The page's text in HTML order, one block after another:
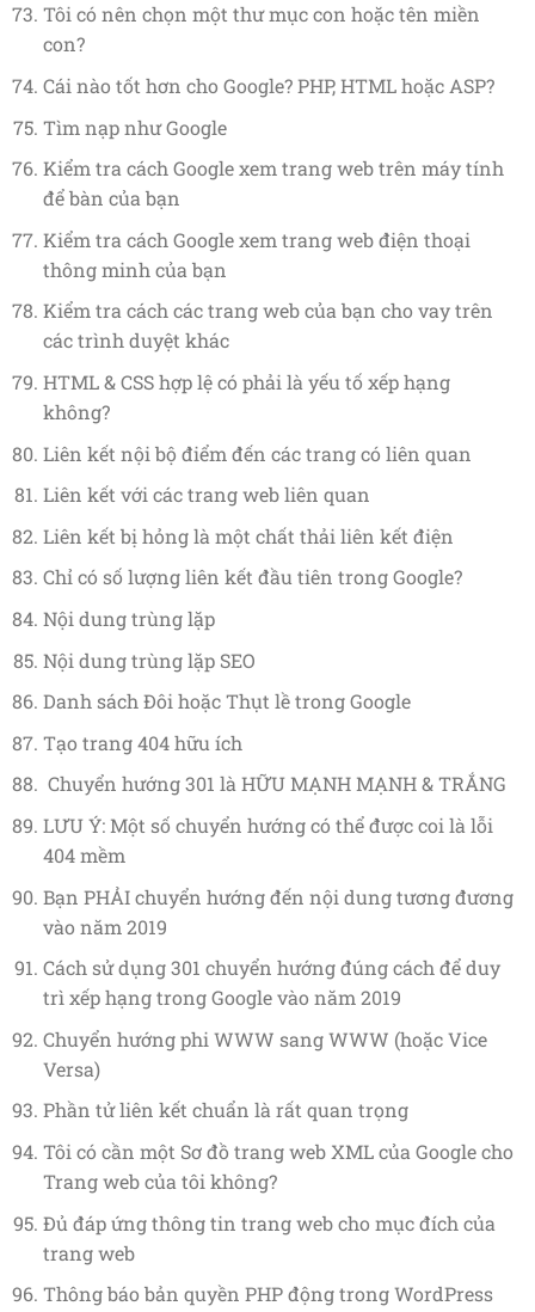
Tôi có nên chọn một thư mục con hoặc tên miền
con?
Cái nào tốt hơn cho Google? PHP, HTML hoặc ASP?
Tìm nạp như Google
Kiểm tra cách Google xem trang web trên máy tính
để bàn của bạn
Kiểm tra cách Google xem trang web điện thoại
thông minh của bạn
Kiểm tra cách các trang web của bạn cho vay trên
các trình duyệt khác
HTML & CSS hợp lệ có phải là yếu tố xếp hạng
không?
Liên kết nội bộ điểm đến các trang có liên quan
Liên kết với các trang web liên quan
Liên kết bị hỏng là một chất thải liên kết điện
Chỉ có số lượng liên kết đầu tiên trong Google?
Nội dung trùng lặp
Nội dung trùng lặp SEO
Danh sách Đôi hoặc Thụt lề trong Google
Tạo trang 404 hữu ích
Chuyển hướng 301 là HỮU MẠNH MẠNH & TRẮNG
LƯU Ý: Một số chuyển hướng có thể được coi là lỗi
404 mềm
Bạn PHẢI chuyển hướng đến nội dung tương đương
vào năm 2019
Cách sử dụng 301 chuyển hướng đúng cách để duy
trì xếp hạng trong Google vào năm 2019
Chuyển hướng phi WWW sang WWW (hoặc Vice
Versa)
Phần tử liên kết chuẩn là rất quan trọng
Tôi có cần một Sơ đồ trang web XML của Google cho
Trang web của tôi không?
Đủ đáp ứng thông tin trang web cho mục đích của
trang web
Thông báo bản quyền PHP động trong WordPress